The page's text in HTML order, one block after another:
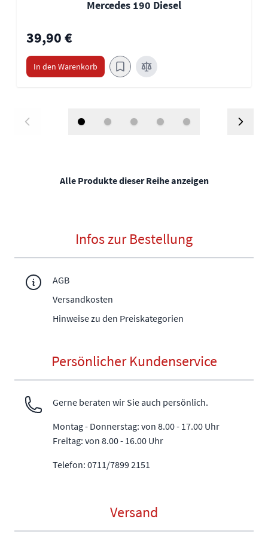
Mercedes 190 Diesel
39,90 €
In den Warenkorb
Alle Produkte dieser Reihe anzeigen
Infos zur Bestellung
AGB
Versandkosten
Hinweise zu den Preiskategorien
Persönlicher Kundenservice
Gerne beraten wir Sie auch persönlich.
Montag - Donnerstag: von 8.00 - 17.00 Uhr
Freitag: von 8.00 - 16.00 Uhr
Telefon: 0711/7899 2151
Versand